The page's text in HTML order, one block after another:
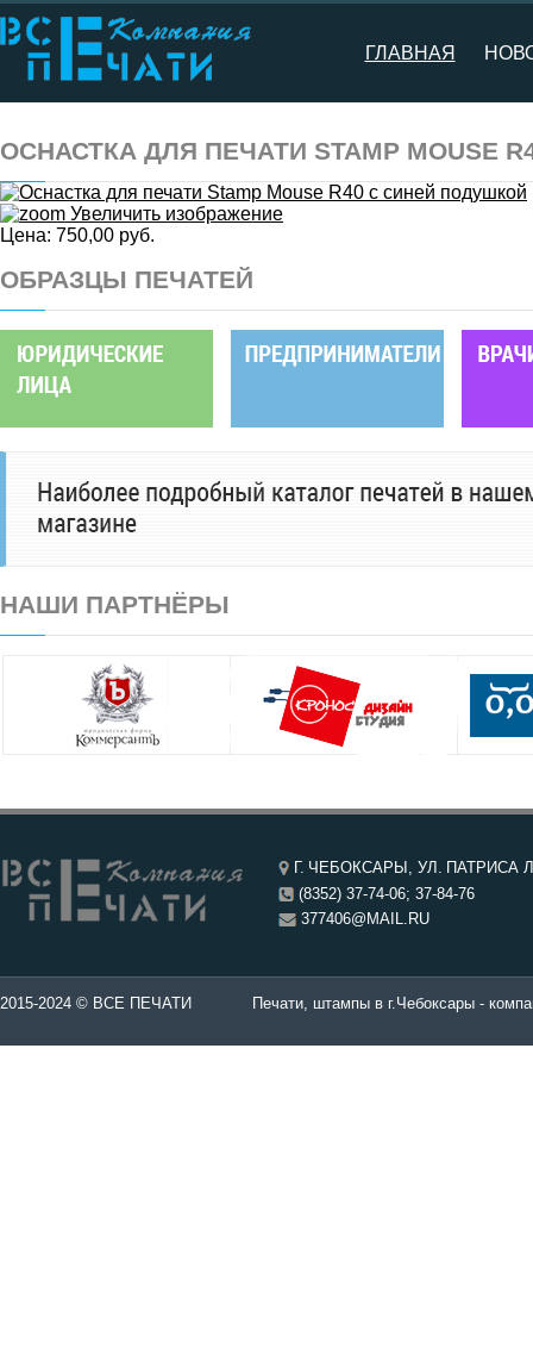
ГЛАВНАЯ
ОСНАСТКА ДЛЯ ПЕЧАТИ STAMP MOUSE
Увеличить изображение
Цена: 750,00 руб.
ОБРАЗЦЫ ПЕЧАТЕЙ
НАШИ ПАРТНЁРЫ
Г. ЧЕБОКСАРЫ, УЛ. ПАТРИСА
(8352) 37-74-06; 37-84-76
377406@MAIL.RU
в Чебоксары. Печати, штампы в г.Чебоксары -
2015-2024 © ВСЕ ПЕЧАТИ